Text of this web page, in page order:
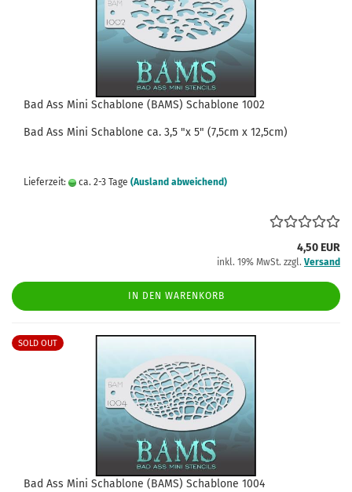
Bad Ass Mini Schablone (BAMS) Schablone 1002
Bad Ass Mini Schablone ca. 3,5 "x 5" (7,5cm x 12,5cm)
Lieferzeit: ca. 2-3 Tage (Ausland abweichend)
4,50 EUR
inkl. 19% MwSt. zzgl. Versand
IN DEN WARENKORB
SOLD OUT
Bad Ass Mini Schablone (BAMS) Schablone 1004